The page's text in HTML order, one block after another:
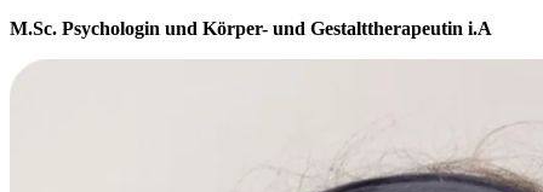
M.Sc. Psychologin und Körper- und Gestalttherapeutin i.A